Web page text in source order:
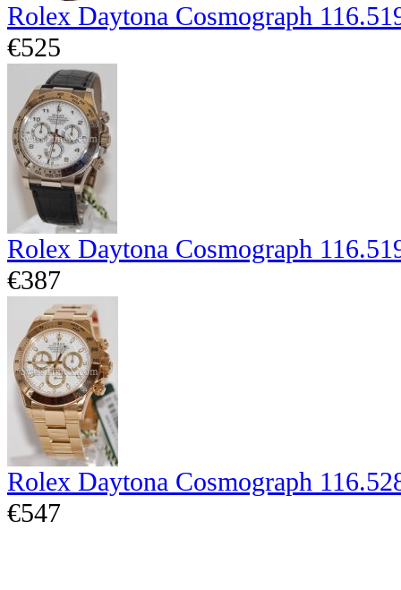
Rolex Daytona Cosmograph
€525
Rolex Daytona Cosmograph
€387
Rolex Daytona Cosmograph
€547